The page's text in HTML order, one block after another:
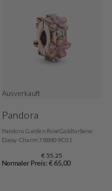
Ausverkauft
Pandora
Pandora Garden RoséGoldfarbene
Daisy Charm 788809C01
€ 55,25
Normaler Preis: € 65,00